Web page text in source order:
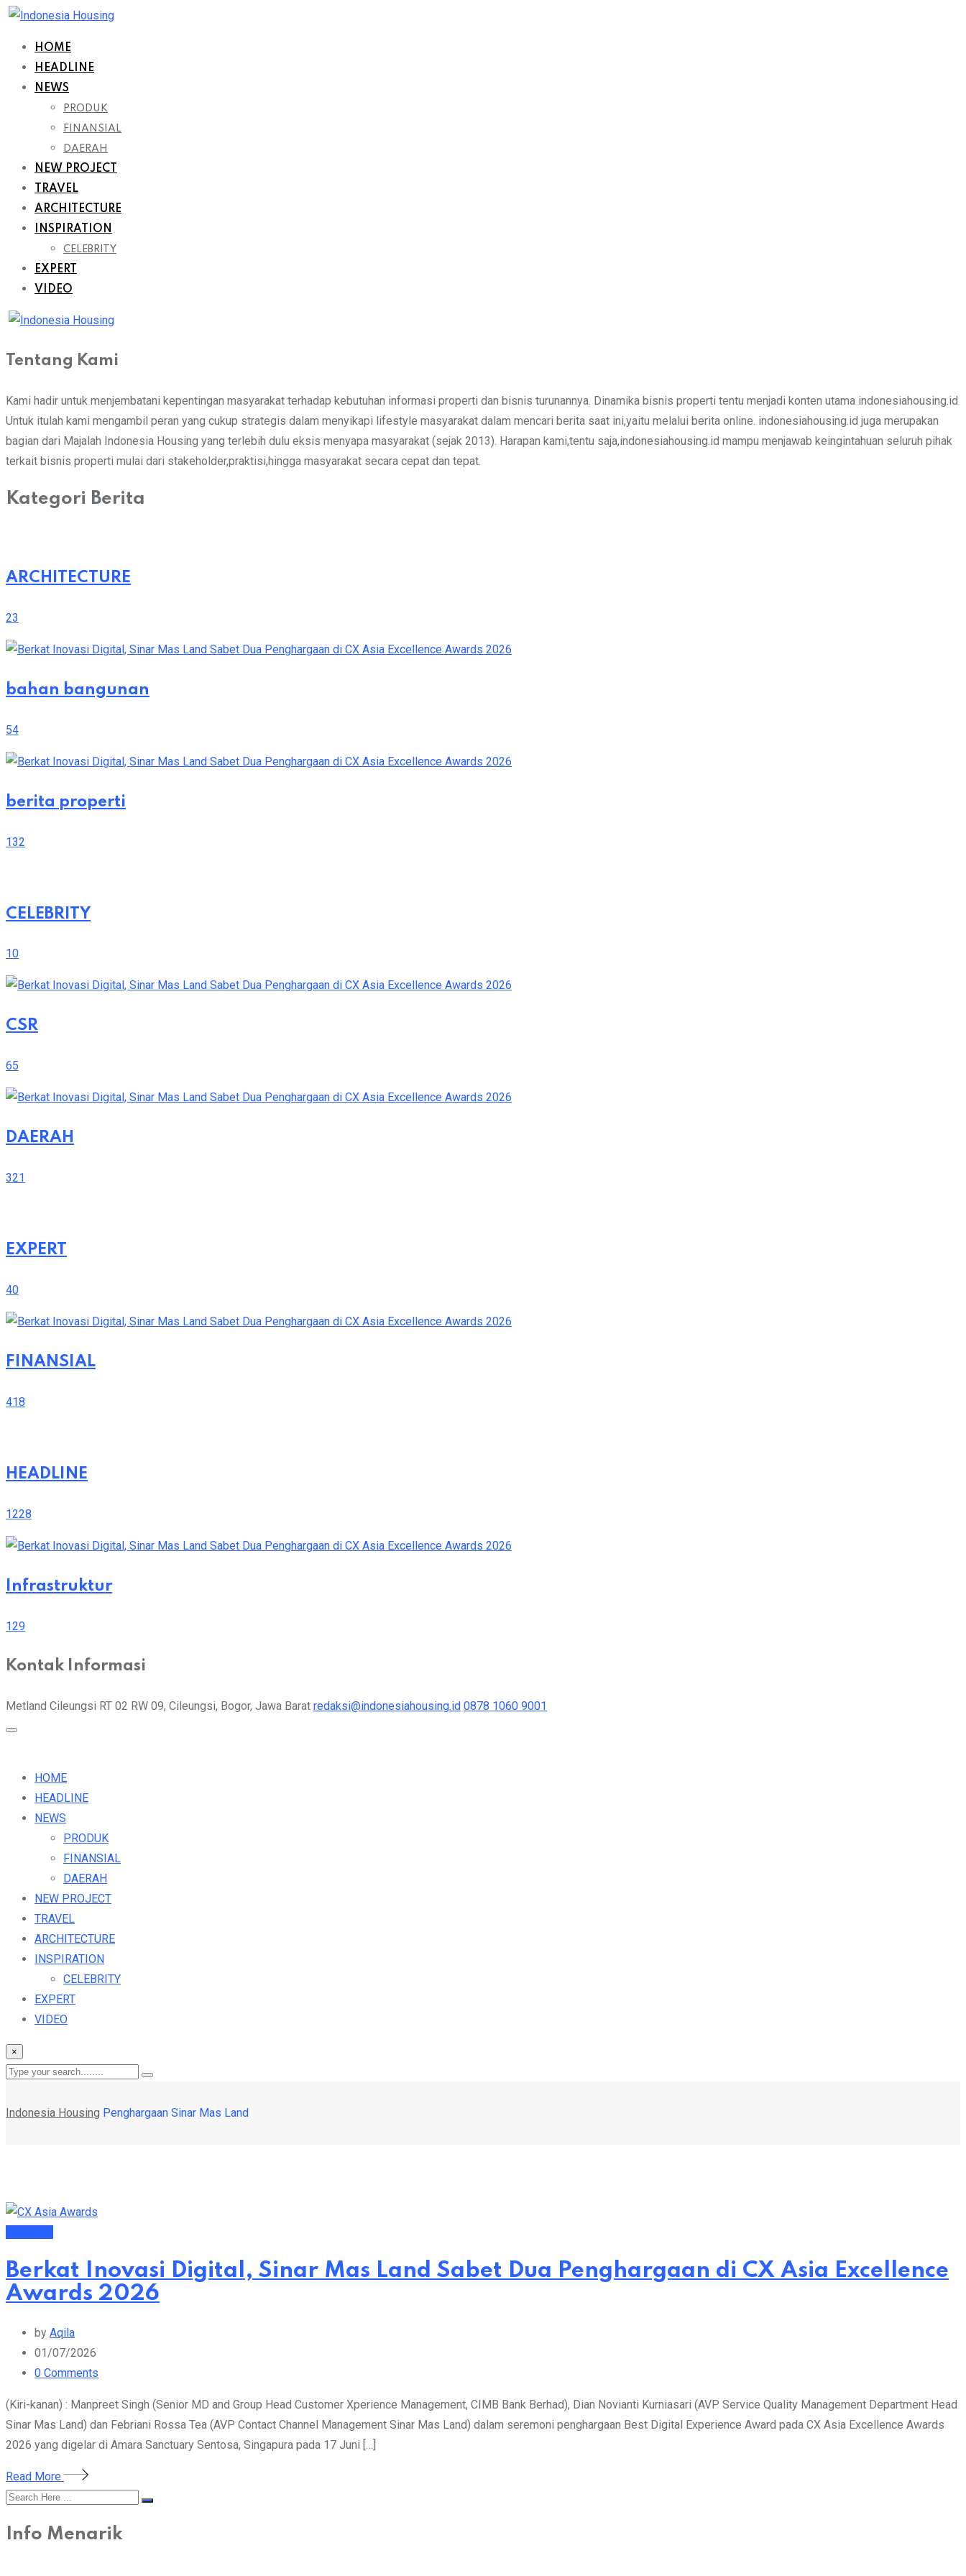
Skip
contentHOME
HEADLINE
NEWS
PRODUK
FINANSIAL
DAERAH
NEW PROJECT
TRAVEL
ARCHITECTURE
INSPIRATION
CELEBRITY
EXPERT
VIDEO
Tentang Kami
Kami hadir untuk menjembatani kepentingan masyarakat terhadap kebutuhan informasi properti dan bisnis turunannya. Dinamika bisnis properti tentu menjadi konten utama indonesiahousing.id
Untuk itulah kami mengambil peran yang cukup strategis dalam menyikapi lifestyle masyarakat dalam mencari berita saat ini,yaitu melalui berita online. indonesiahousing.id juga merupakan
bagian dari Majalah Indonesia Housing yang terlebih dulu eksis menyapa masyarakat (sejak 2013). Harapan kami,tentu saja,indonesiahousing.id mampu menjawab keingintahuan seluruh pihak
terkait bisnis properti mulai dari stakeholder,praktisi,hingga masyarakat secara cepat dan tepat.
Kategori Berita
ARCHITECTURE
23
bahan bangunan
54
berita properti
132
CELEBRITY
10
CSR
65
DAERAH
321
EXPERT
40
FINANSIAL
418
HEADLINE
1228
Infrastruktur
129
Kontak Informasi
Metland Cileungsi RT 02 RW 09, Cileungsi, Bogor, Jawa Barat redaksi@indonesiahousing.id 0878 1060 9001
HOME
HEADLINE
NEWS
PRODUK
FINANSIAL
DAERAH
NEW PROJECT
TRAVEL
ARCHITECTURE
INSPIRATION
CELEBRITY
EXPERT
VIDEO
×
Indonesia Housing Penghargaan Sinar Mas Land
Berkat Inovasi Digital, Sinar Mas Land Sabet Dua Penghargaan di CX Asia Excellence
Awards 2026
by Aqila
01/07/2026
0 Comments
(Kiri-kanan) : Manpreet Singh (Senior MD and Group Head Customer Xperience Management, CIMB Bank Berhad), Dian Novianti Kurniasari (AVP Service Quality Management Department Head
Sinar Mas Land) dan Febriani Rossa Tea (AVP Contact Channel Management Sinar Mas Land) dalam seremoni penghargaan Best Digital Experience Award pada CX Asia Excellence Awards
2026 yang digelar di Amara Sanctuary Sentosa, Singapura pada 17 Juni […]
Read More
Info Menarik